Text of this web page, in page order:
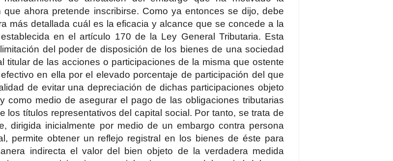
que ahora pretende inscribirse. Como ya entonces se dijo, debe
más detallada cuál es la eficacia y alcance que se concede a la
en el artículo 170 de la Ley General Tributaria. Esta
del poder de disposición de los bienes de una sociedad
titular de las acciones o participaciones de la misma que ostente
en ella por el elevado porcentaje de participación del que
de evitar una depreciación de dichas participaciones objeto
como medio de asegurar el pago de las obligaciones tributarias
los títulos representativos del capital social. Por tanto, se trata de
dirigida inicialmente por medio de un embargo contra persona
permite obtener un reflejo registral en los bienes de éste para
indirecta el valor del bien objeto de la verdadera medida